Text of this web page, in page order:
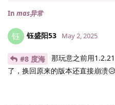
In mas异常
钰 钰盛阳53 May 2, 2025
#8 度海
那玩意之前用
了，换回原来的版本还直接崩溃😥